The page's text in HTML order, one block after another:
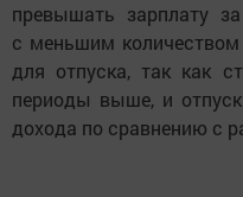
превышать зарплату
с меньшим
для отпуска, так как
периоды выше, и
дохода по сравнению с